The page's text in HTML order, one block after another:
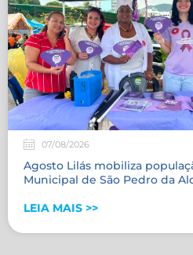
07/08/2026
Agosto Lilás mobiliza
Municipal de São Pedro da
LEIA MAIS >>